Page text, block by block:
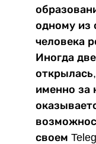
одному из
человека
Иногда
именно за
своем